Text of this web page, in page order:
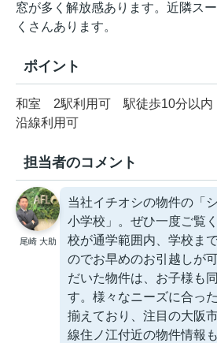
窓が多く解放感あります。近隣ス
くさんあります。
ポイント
和室 2駅利用可 駅徒歩10分以内
沿線利用可
担当者のコメント
尾崎 大助
当社イチオシの物件の「
小学校」。ぜひ一度ご覧
校が通学範囲内、学校ま
のでお早めのお引越しが
だいた物件は、お子様も
す。様々なニーズに合っ
揃えており、注目の大阪
線住ノ江付近の物件情報